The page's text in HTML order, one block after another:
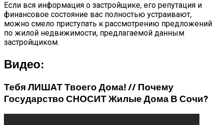
Если вся информация о застройщике, его репутация и
финансовое состояние вас полностью устраивают,
можно смело приступать к рассмотрению предложений
по жилой недвижимости, предлагаемой данным
застройщиком.
Видео:
Тебя ЛИШАТ Твоего Дома! // Почему
Государство СНОСИТ Жилые Дома В Сочи?